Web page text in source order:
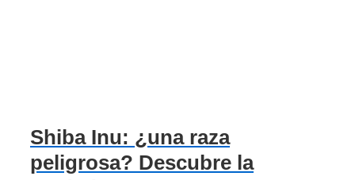
Shiba Inu: ¿una raza
peligrosa? Descubre la